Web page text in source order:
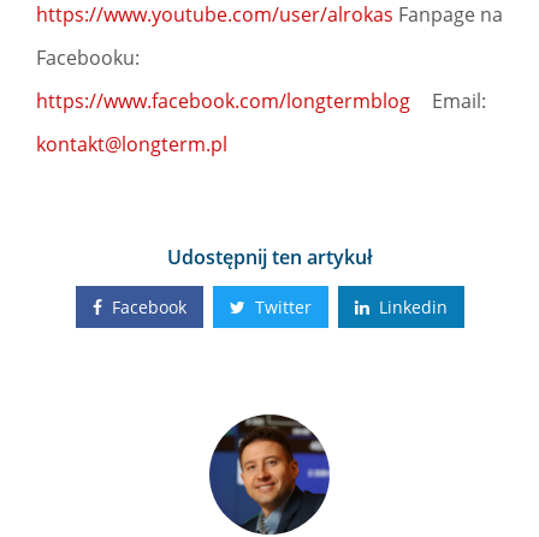
https://www.youtube.com/user/alrokas Fanpage na
Facebooku:
https://www.facebook.com/longtermblog Email:
kontakt@longterm.pl
Udostępnij ten artykuł
Facebook Twitter Linkedin